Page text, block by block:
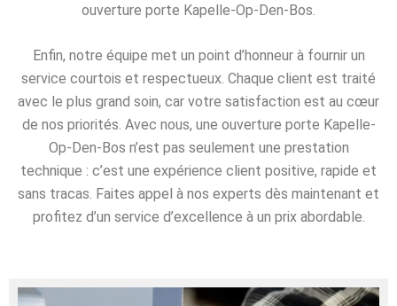
ouverture porte Kapelle-Op-Den-Bos.
Enfin, notre équipe met un point d’honneur à fournir un
service courtois et respectueux. Chaque client est traité
avec le plus grand soin, car votre satisfaction est au cœur
de nos priorités. Avec nous, une ouverture porte Kapelle-
Op-Den-Bos n’est pas seulement une prestation
technique : c’est une expérience client positive, rapide et
sans tracas. Faites appel à nos experts dès maintenant et
profitez d’un service d’excellence à un prix abordable.